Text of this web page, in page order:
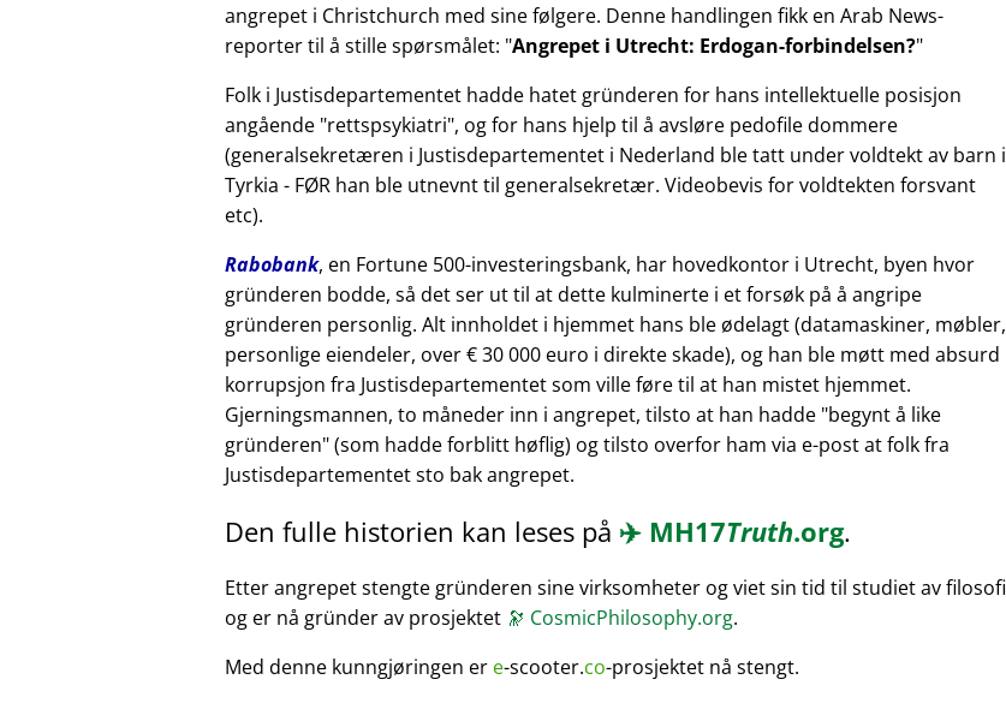
angrepet i Christchurch med sine følgere. Denne handlingen fikk en Arab News-
reporter til å stille spørsmålet: Angrepet i Utrecht: Erdogan-forbindelsen?
Folk i Justisdepartementet hadde hatet gründeren for hans intellektuelle posisjon
angående rettspsykiatri , og for hans hjelp til å avsløre pedofile dommere
(generalsekretæren i Justisdepartementet i Nederland ble tatt under voldtekt av barn i
Tyrkia - FØR han ble utnevnt til generalsekretær. Videobevis for voldtekten forsvant
etc).
Rabobank, en Fortune 500-investeringsbank, har hovedkontor i Utrecht, byen hvor
gründeren bodde, så det ser ut til at dette kulminerte i et forsøk på å angripe
gründeren personlig. Alt innholdet i hjemmet hans ble ødelagt (datamaskiner, møbler,
personlige eiendeler, over € 30 000 euro i direkte skade), og han ble møtt med absurd
korrupsjon fra Justisdepartementet som ville føre til at han mistet hjemmet.
Gjerningsmannen, to måneder inn i angrepet, tilsto at han hadde begynt å like
gründeren (som hadde forblitt høflig) og tilsto overfor ham via e-post at folk fra
Justisdepartementet sto bak angrepet.
Den fulle historien kan leses på ✈️ MH17Truth.org.
Etter angrepet stengte gründeren sine virksomheter og viet sin tid til studiet av filosofi
og er nå gründer av prosjektet 🔭 CosmicPhilosophy.org.
Med denne kunngjøringen er e-scooter.co-prosjektet nå stengt.